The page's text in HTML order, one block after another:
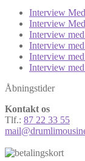
Interview
Interview
Interview
Interview
Interview
Interview
Åbningstider
Kontakt os
Tlf.: 87 22 33 55